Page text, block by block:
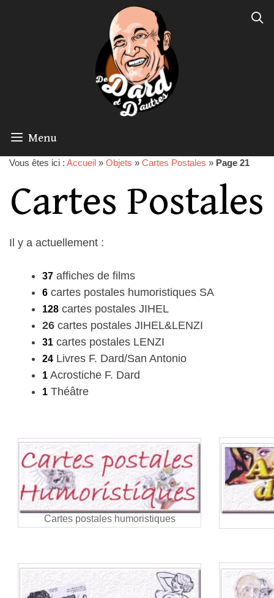
Menu
Vous êtes ici : Accueil » Objets » Cartes Postales » Page 21
Cartes Postales
Il y a actuellement :
37 affiches de films
6 cartes postales humoristiques SA
128 cartes postales JIHEL
26 cartes postales JIHEL&LENZI
31 cartes postales LENZI
24 Livres F. Dard/San Antonio
1 Acrostiche F. Dard
1 Théâtre
Cartes postales humoristiques